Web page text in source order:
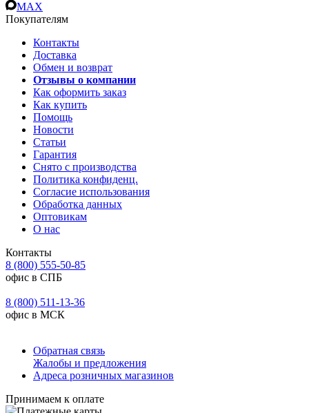
MAX
Покупателям
Контакты
Доставка
Обмен и возврат
Отзывы о компании
Как оформить заказ
Как купить
Помощь
Новости
Статьи
Гарантия
Снято с производства
Политика конфиденц.
Согласие использования
Обработка данных
Оптовикам
О нас
Контакты
8 (800) 555-50-85
офис в СПБ
8 (800) 511-13-36
офис в МСК
Обратная связь
Жалобы и предложения
Адреса розничных магазинов
Принимаем к оплате